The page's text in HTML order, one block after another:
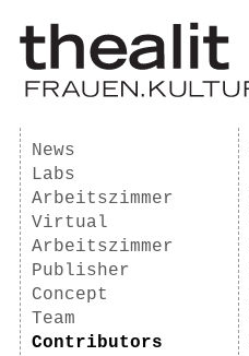
News
Labs
Arbeitszimmer
Virtual
Arbeitszimmer
Publisher
Concept
Team
Contributors